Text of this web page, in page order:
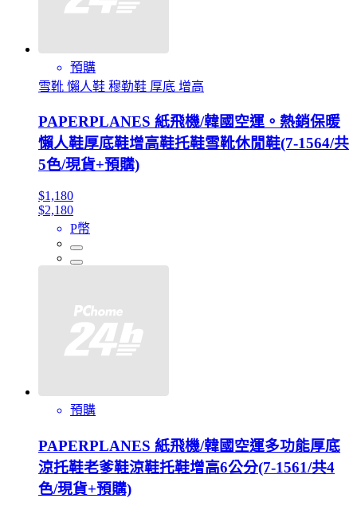
預購
雪靴 懶人鞋 穆勒鞋 厚底 增高
PAPERPLANES 紙飛機/韓國空運。熱銷保暖
懶人鞋厚底鞋增高鞋托鞋雪靴休閒鞋(7-1564/共
5色/現貨+預購)
$1,180
$2,180
P幣
預購
PAPERPLANES 紙飛機/韓國空運多功能厚底
涼托鞋老爹鞋涼鞋托鞋增高6公分(7-1561/共4
色/現貨+預購)